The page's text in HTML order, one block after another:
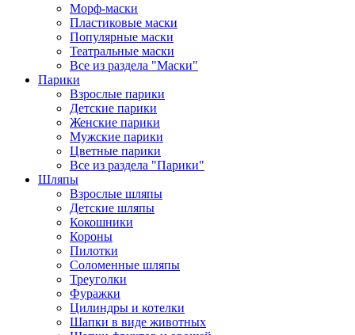
Морф-маски
Пластиковые маски
Популярные маски
Театральные маски
Все из раздела "Маски"
Парики
Взрослые парики
Детские парики
Женские парики
Мужские парики
Цветные парики
Все из раздела "Парики"
Шляпы
Взрослые шляпы
Детские шляпы
Кокошники
Короны
Пилотки
Соломенные шляпы
Треуголки
Фуражки
Цилиндры и котелки
Шапки в виде животных